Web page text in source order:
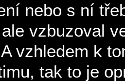
nebo s ní
vzbuzoval
vzhledem k
tak to je